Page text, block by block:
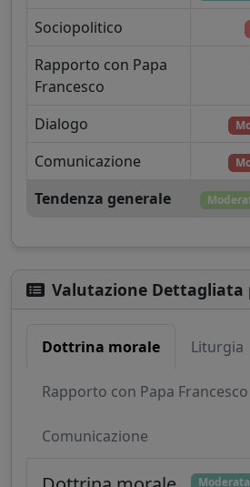
Sociopolitico
Rapporto con Papa
Francesco
Dialogo
Comunicazione
Tendenza generale
Valutazione Dettagliata
Dottrina morale Liturgia
Rapporto con Papa Francesco
Comunicazione